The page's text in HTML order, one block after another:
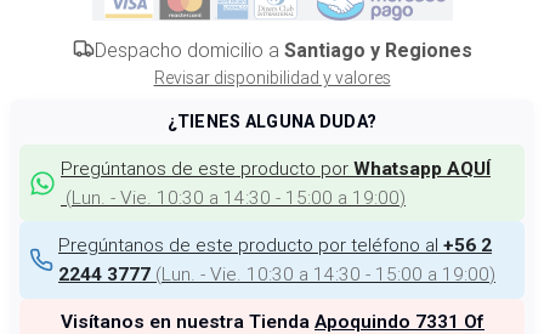
Despacho domicilio a Santiago y Regiones
Revisar disponibilidad y valores
¿TIENES ALGUNA DUDA?
Pregúntanos de este producto por Whatsapp AQUÍ
(Lun. - Vie. 10:30 a 14:30 - 15:00 a 19:00)
Pregúntanos de este producto por teléfono al +56 2
2244 3777 (Lun. - Vie. 10:30 a 14:30 - 15:00 a 19:00)
Visítanos en nuestra Tienda Apoquindo 7331 Of